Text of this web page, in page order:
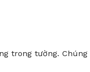
trong tường.